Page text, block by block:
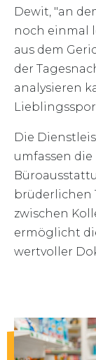
Dewit, "an
noch einmal
aus dem
der
analysieren
Die
umfassen
brüderlichen
zwischen
ermöglicht
wertvoller
Last-